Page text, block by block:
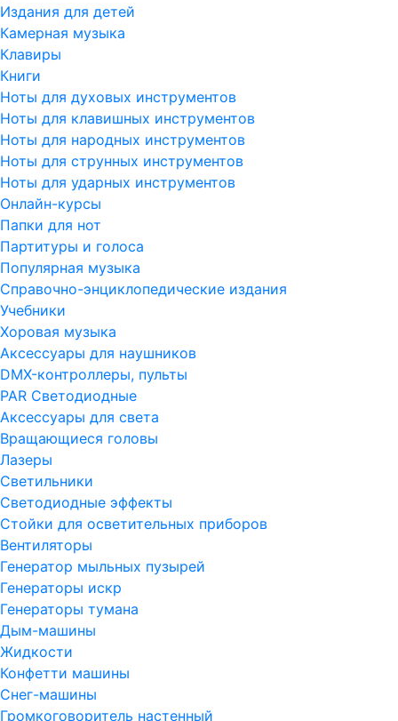
Издания для детей
Камерная музыка
Клавиры
Книги
Ноты для духовых инструментов
Ноты для клавишных инструментов
Ноты для народных инструментов
Ноты для струнных инструментов
Ноты для ударных инструментов
Онлайн-курсы
Папки для нот
Партитуры и голоса
Популярная музыка
Справочно-энциклопедические издания
Учебники
Хоровая музыка
Аксессуары для наушников
DMX-контроллеры, пульты
PAR Светодиодные
Аксессуары для света
Вращающиеся головы
Лазеры
Светильники
Светодиодные эффекты
Стойки для осветительных приборов
Вентиляторы
Генератор мыльных пузырей
Генераторы искр
Генераторы тумана
Дым-машины
Жидкости
Конфетти машины
Снег-машины
Громкоговоритель настенный